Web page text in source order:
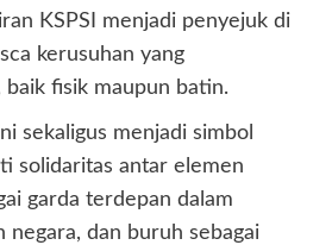
KSPSI menjadi penyejuk di
kerusuhan yang
baik fisik maupun batin.
sekaligus menjadi simbol
solidaritas antar elemen
garda terdepan dalam
negara, dan buruh sebagai